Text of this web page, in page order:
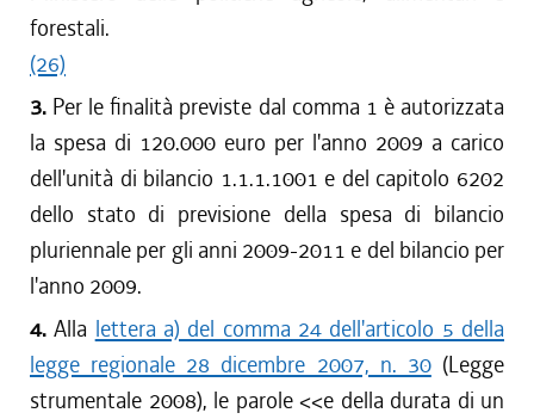
forestali.
(26)
3. Per le finalità previste dal comma 1 è autorizzata
la spesa di 120.000 euro per l'anno 2009 a carico
dell'unità di bilancio 1.1.1.1001 e del capitolo 6202
dello stato di previsione della spesa di bilancio
pluriennale per gli anni 2009-2011 e del bilancio per
l'anno 2009.
4. Alla lettera a) del comma 24 dell'articolo 5 della
legge regionale 28 dicembre 2007, n. 30(Legge
strumentale 2008), le parole <<e della durata di un